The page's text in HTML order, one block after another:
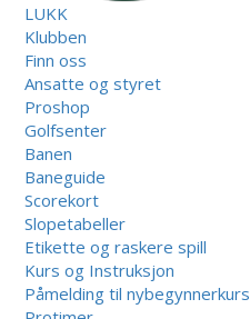
LUKK
Klubben
Finn oss
Ansatte og styret
Proshop
Golfsenter
Banen
Baneguide
Scorekort
Slopetabeller
Etikette og raskere spill
Kurs og Instruksjon
Påmelding til nybegynnerkurs